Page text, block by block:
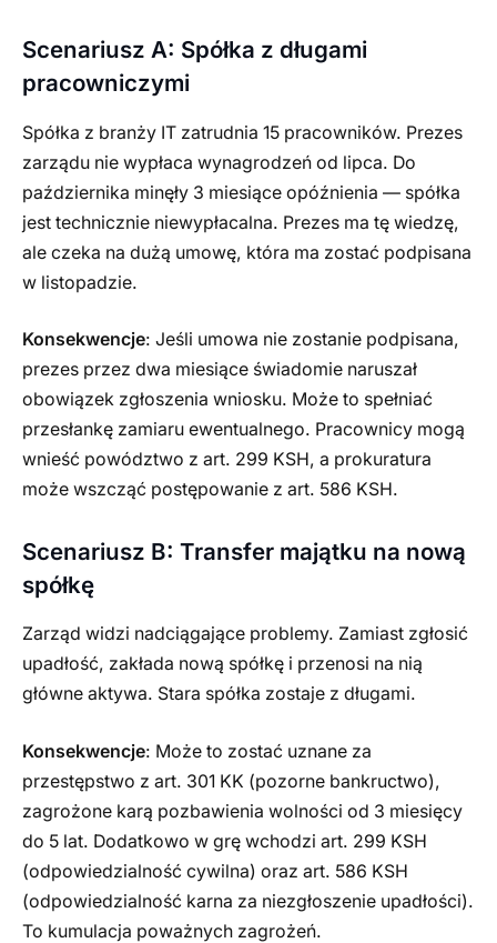
Scenariusz A: Spółka z długami
pracowniczymi
Spółka z branży IT zatrudnia 15 pracowników. Prezes
zarządu nie wypłaca wynagrodzeń od lipca. Do
października minęły 3 miesiące opóźnienia — spółka
jest technicznie niewypłacalna. Prezes ma tę wiedzę,
ale czeka na dużą umowę, która ma zostać podpisana
w listopadzie.
Konsekwencje: Jeśli umowa nie zostanie podpisana,
prezes przez dwa miesiące świadomie naruszał
obowiązek zgłoszenia wniosku. Może to spełniać
przesłankę zamiaru ewentualnego. Pracownicy mogą
wnieść powództwo z art. 299 KSH, a prokuratura
może wszcząć postępowanie z art. 586 KSH.
Scenariusz B: Transfer majątku na nową
spółkę
Zarząd widzi nadciągające problemy. Zamiast zgłosić
upadłość, zakłada nową spółkę i przenosi na nią
główne aktywa. Stara spółka zostaje z długami.
Konsekwencje: Może to zostać uznane za
przestępstwo z art. 301 KK (pozorne bankructwo),
zagrożone karą pozbawienia wolności od 3 miesięcy
do 5 lat. Dodatkowo w grę wchodzi art. 299 KSH
(odpowiedzialność cywilna) oraz art. 586 KSH
(odpowiedzialność karna za niezgłoszenie upadłości).
To kumulacja poważnych zagrożeń.